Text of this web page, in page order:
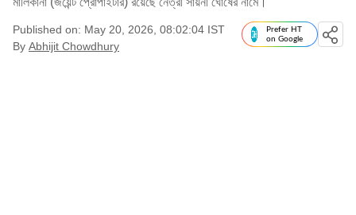
Published on: May 20, 2026, 08:02:04 IST
By Abhijit Chowdhury
Prefer HT
on Google